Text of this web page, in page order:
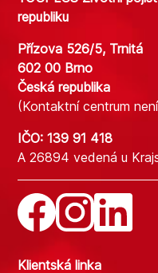
republiku
Přízova 526/5, Trnitá
602 00 Brno
Česká republika
(Kontaktní centrum
IČO: 139 91 418
A 26894 vedená u
Klientská linka